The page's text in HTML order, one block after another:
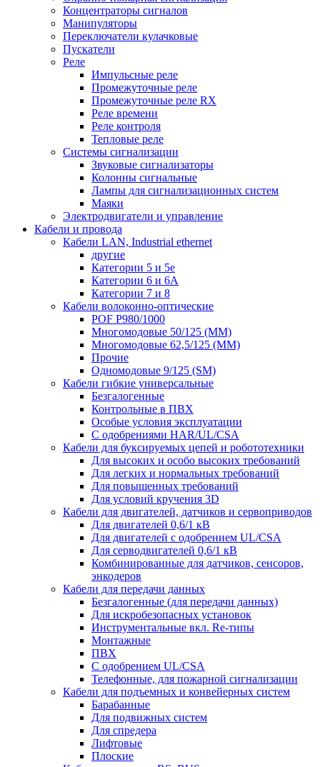
Концентраторы сигналов
Манипуляторы
Переключатели кулачковые
Пускатели
Реле
Импульсные реле
Промежуточные реле
Промежуточные реле RX
Реле времени
Реле контроля
Тепловые реле
Системы сигнализации
Звуковые сигнализаторы
Колонны сигнальные
Лампы для сигнализационных систем
Маяки
Электродвигатели и управление
Кабели и провода
Кабели LAN, Industrial ethernet
другие
Категории 5 и 5е
Категории 6 и 6A
Категории 7 и 8
Кабели волоконно-оптические
POF P980/1000
Многомодовые 50/125 (ММ)
Многомодовые 62,5/125 (ММ)
Прочие
Одномодовые 9/125 (SM)
Кабели гибкие универсальные
Безгалогенные
Контрольные в ПВХ
Особые условия эксплуатации
С одобрениями HAR/UL/CSA
Кабели для буксируемых цепей и робототехники
Для высоких и особо высоких требований
Для легких и нормальных требований
Для повышенных требований
Для условий кручения 3D
Кабели для двигателей, датчиков и сервоприводов
Для двигателей 0,6/1 кВ
Для двигателей с одобрением UL/CSA
Для серводвигателей 0,6/1 кВ
Комбинированные для датчиков, cенсоров,
энкодеров
Кабели для передачи данных
Безгалогенные (для передачи данных)
Для искробезопасных установок
Инструментальные вкл. Re-типы
Монтажные
ПВХ
С одобрением UL/CSA
Телефонные, для пожарной сигнализации
Кабели для подъемных и конвейерных систем
Барабанные
Для подвижных систем
Для спредера
Лифтовые
Плоские